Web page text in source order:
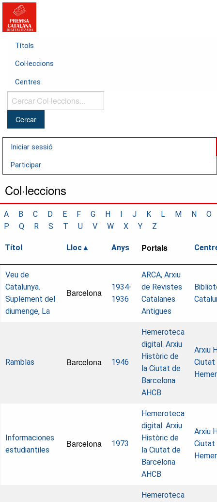
Títols
Col·leccions
Centres
Cercar
Col·leccions...
Iniciar sessió
Participar
Col·leccions
A B C D E F G H I J K L M N
O
P
Q R S T U V W X Y Z
Títol Lloc Anys Portals
Veu de
Catalunya.
Suplement del
diumenge, La
Barcelona
1934-
1936
ARCA, Arxiu
de Revistes
Catalanes
Antigues
Ramblas Barcelona 1946
Hemeroteca
digital. Arxiu
Històric de
la Ciutat de
Barcelona
AHCB
Arxiu
Ciutat
Informaciones
estudiantiles
Barcelona 1973
Hemeroteca
digital. Arxiu
Històric de
la Ciutat de
Barcelona
AHCB
Arxiu
Ciutat
Hemeroteca